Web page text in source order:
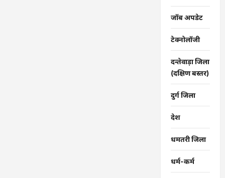
जॉब अपडेट
टेक्नोलॉजी
दन्तेवाड़ा जिला
(दक्षिण बस्तर)
दुर्ग जिला
देश
धमतरी जिला
धर्म-कर्म